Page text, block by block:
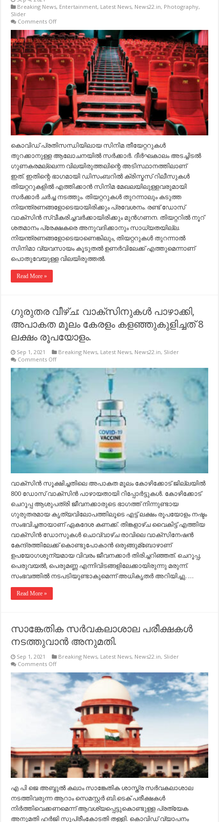
Breaking News, Entertainment, Latest News, News22.in, Photography,
Slider
Comments Offon
കൊവിഡ്
പ്രതിസന്ധി
മറികടക്കണം
–
തീയേറ്ററുകള്‍
ക്രിസ്മസ്
റിലീസുകള്‍ക്കായി
ഡിസംബറില്‍
തുറക്കും.
കൊവിഡ് പ്രതിസന്ധിയിലായ സിനിമ തീയേറ്ററുകള്‍
തുറക്കാനുള്ള ആലോചനയില്‍ സര്‍ക്കാര്‍. ദീര്‍ഘകാലം അടച്ചിടല്‍
ഗുണകരമല്ലെന്ന വിലയിരുത്തലിന്റെ അടിസ്ഥാനത്തിലാണ്
ഇത്. ഇതിന്റെ ഭാഗമായി ഡിസംബറില്‍ ക്രിസ്മസ് റിലീസുകള്‍
തിയറ്ററുകളില്‍ എത്തിക്കാന്‍ സിനിമ മേഖലയിലുള്ളവരുമായി
സര്‍ക്കാര്‍ ചര്‍ച്ച നടത്തും. തിയറ്ററുകള്‍ തുറന്നാലും കടുത്ത
നിയന്ത്രണങ്ങളോടെയായിരിക്കും പ്രവേശനം. രണ്ട് ഡോസ്
വാക്‌സിന്‍ സ്വീകരിച്ചവര്‍ക്കായിരിക്കും മുന്‍ഗണന. തിയറ്ററില്‍ നൂറ്
ശതമാനം പ്രേക്ഷകരെ അനുവദിക്കാനും സാധ്യതയില്ല.
നിയന്ത്രണങ്ങളോടെയാണെങ്കിലും, തിയറ്ററുകള്‍ തുറന്നാല്‍
സിനിമാ വ്യവസായം കൂടുതല്‍ ഉണര്‍വിലേക്ക് എത്തുമെന്നാണ്
പൊതുവേയുള്ള വിലയിരുത്തല്‍.
Read More »
ഗുരുതര വീഴ്ച: വാക്‌സിനുകള്‍ പാഴാക്കി,
അപാകത മൂലം കേരളം കളഞ്ഞുകുളിച്ചത് 8
ലക്ഷം രൂപയോളം.
Sep 1, 2021 Breaking News, Latest News, News22.in, Slider
Comments Offon
ഗുരുതര
വീഴ്ച:
വാക്‌സിനുകള്‍
പാഴാക്കി,
അപാകത
മൂലം
കേരളം
കളഞ്ഞുകുളിച്ചത്
ലക്ഷം
രൂപയോളം.
വാക്‌സിന്‍ സൂക്ഷിച്ചതിലെ അപാകത മൂലം കോഴിക്കോട് ജില്ലയില്‍
800 ഡോസ് വാക്‌സിന്‍ പാഴായതായി റിപ്പോര്‍ട്ടുകള്‍. കോഴിക്കോട്
ചെറൂപ്പ ആശുപത്രി ജീവനക്കാരുടെ ഭാഗത്ത് നിന്നുണ്ടായ
ഗുരുതരമായ കൃത്യവിലോപത്തിലൂടെ എട്ട് ലക്ഷം രൂപയോളം നഷ്ടം
സംഭവിച്ചതായാണ് ഏകദേശ കണക്ക്. തിങ്കളാഴ്ച വൈകിട്ട് എത്തിയ
വാക്‌സിന്‍ ഡോസുകള്‍ ചൊവ്വാഴ്ച രാവിലെ വാക്‌സിനേഷന്‍
കേന്ദ്രത്തിലേക്ക് കൊണ്ടുപോകാന്‍ ഒരുങ്ങുമ്ബോഴാണ്
ഉപയോഗശൂന്യമായ വിവരം ജീവനക്കാര്‍ തിരിച്ചറിഞ്ഞത്. ചെറൂപ്പ,
പെരുവയല്‍, പെരുമണ്ണ എന്നിവിടങ്ങളിലേക്കായിരുന്നു മരുന്ന്.
സംഭവത്തില്‍ നടപടിയുണ്ടാകുമെന്ന് അധികൃതര്‍ അറിയിച്ചു. …
Read More »
സാങ്കേതിക സര്‍വകലാശാല പരീക്ഷകള്‍
നടത്തുവാന്‍ അനുമതി.
Sep 1, 2021 Breaking News, Latest News, News22.in, Slider
Comments Offon
സര്‍വകലാശാല
പരീക്ഷകള്‍
നടത്തുവാന്‍
അനുമതി.
എ പി ജെ അബ്ദുല്‍ കലാം സാങ്കേതിക ശാസ്ത്ര സര്‍വകലാശാല
നടത്തിവരുന്ന ആറാം സെമസ്റ്റര്‍ ബി.ടെക് പരീക്ഷകള്‍
നിര്‍ത്തിവെക്കണമെന്ന് ആവശ്യപ്പെട്ടുകൊണ്ടുള്ള പ്രത്യേക
അനുമതി ഹര്‍ജി സുപ്രീംകോടതി തള്ളി. കൊവിഡ് വ്യാപനം